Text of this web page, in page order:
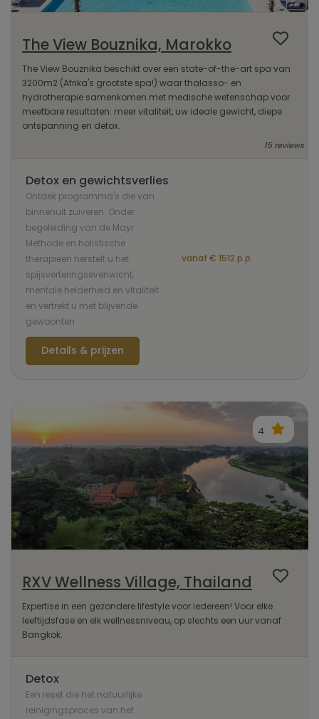
The View Bouznika, Marokko
The View Bouznika beschikt over een state-of-the-art spa van
3200m2 (Afrika's grootste spa!) waar thalasso- en
hydrotherapie samenkomen met medische wetenschap voor
meetbare resultaten: meer vitaliteit, uw ideale gewicht, diepe
ontspanning en detox.
15 reviews
Detox en gewichtsverlies
Ontdek programma's die van
binnenuit zuiveren. Onder
begeleiding van de Mayr
Methode en holistische
therapieën herstelt u het
spijsverteringsevenwicht,
mentale helderheid en vitaliteit
en vertrekt u met blijvende
gewoonten
vanaf € 1512 p.p.
Details & prijzen
4
RXV Wellness Village, Thailand
Expertise in een gezondere lifestyle voor iedereen! Voor elke
leeftijdsfase en elk wellnessniveau, op slechts een uur vanaf
Bangkok.
Detox
Een reset die het natuurlijke
reinigingsproces van het